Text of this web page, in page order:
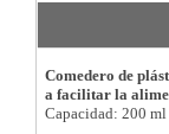
Comedero de
a facilitar la
Capacidad: 200 ml